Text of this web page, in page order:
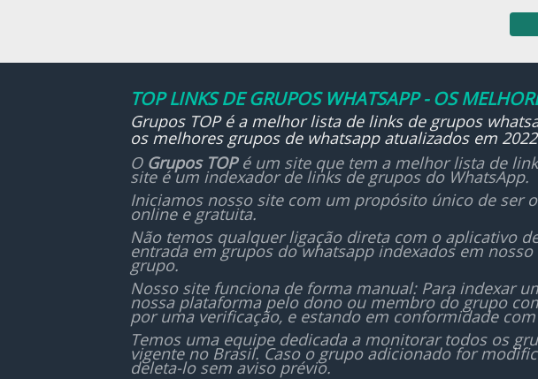
TOP LINKS DE GRUPOS WHATSAPP - OS
Grupos TOP é a melhor lista de links de grupos
os melhores grupos de whatsapp atualizados em
O Grupos TOPé um site que tem a melhor lista de
site é um indexador de links de grupos do WhatsApp.
Iniciamos nosso site com um propósito único de ser
online e gratuita.
Não temos qualquer ligação direta com o aplicativo
entrada em grupos do whatsapp indexados em
grupo.
Nosso site funciona de forma manual: Para indexar
nossa plataforma pelo dono ou membro do grupo
por uma verificação, e estando em conformidade
Temos uma equipe dedicada a monitorar todos os
vigente no Brasil. Caso o grupo adicionado for
deleta-lo sem aviso prévio.